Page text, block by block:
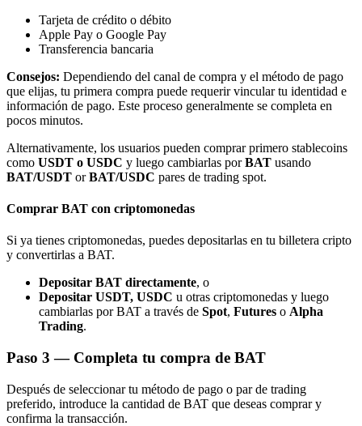
Bitrue Partners
Afiliados de Bitrue
¡Hasta un 65% de comisiones!
Referencia
Tarjeta de crédito o débito
Apple Pay o Google Pay
Transferencia bancaria
Consejos: Dependiendo del canal de compra y el método de pago
que elijas, tu primera compra puede requerir vincular tu identidad e
información de pago. Este proceso generalmente se completa en
pocos minutos.
Alternativamente, los usuarios pueden comprar primero stablecoins
como USDT o USDC y luego cambiarlas porBAT usando
BAT/USDT orBAT/USDC pares de trading spot.
Comprar BAT con criptomonedas
Si ya tienes criptomonedas, puedes depositarlas en tu billetera cripto
y convertirlas a BAT.
Depositar BAT directamente, o
Depositar USDT, USDC u otras criptomonedas y luego
cambiarlas por BAT a través de Spot, Futures o Alpha
Trading.
Paso 3 — Completa tu compra de BAT
Después de seleccionar tu método de pago o par de trading
preferido, introduce la cantidad de BAT que deseas comprar y
confirma la transacción.